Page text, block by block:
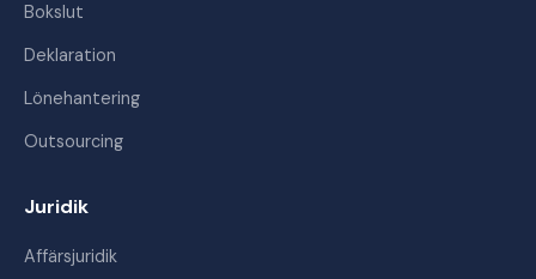
Bokslut
Deklaration
Lönehantering
Outsourcing
Juridik
Affärsjuridik